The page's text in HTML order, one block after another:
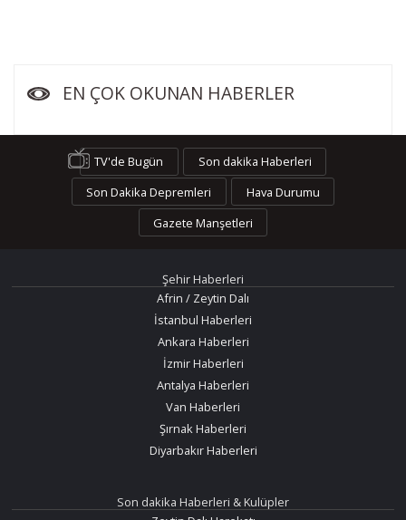
EN ÇOK OKUNAN HABERLER
TV'de Bugün
Son dakika Haberleri
Son Dakika Depremleri
Hava Durumu
Gazete Manşetleri
Şehir Haberleri
Afrin / Zeytin Dalı
İstanbul Haberleri
Ankara Haberleri
İzmir Haberleri
Antalya Haberleri
Van Haberleri
Şırnak Haberleri
Diyarbakır Haberleri
Son dakika Haberleri & Kulüpler